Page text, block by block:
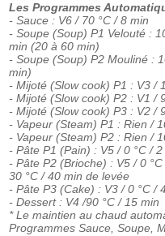
Les Programmes
- Sauce : V6 / 70 °C / 8 min
- Soupe (Soup) P1 Velouté :
min (20 à 60 min)
- Soupe (Soup) P2 Mouliné :
min)
- Mijoté (Slow cook) P1 : V3 /
- Mijoté (Slow cook) P2 : V1 /
- Mijoté (Slow cook) P3 : V2 /
- Vapeur (Steam) P1 : Rien /
- Vapeur (Steam) P2 : Rien /
- Pâte P1 (Pain) : V5 / 0 °C /
- Pâte P2 (Brioche) : V5 / 0
30 °C / 40 min de levée
- Pâte P3 (Cake) : V3 / 0 °C /
- Dessert : V4 /90 °C / 15 min
* Le maintien au chaud
Programmes Sauce, Soupe,